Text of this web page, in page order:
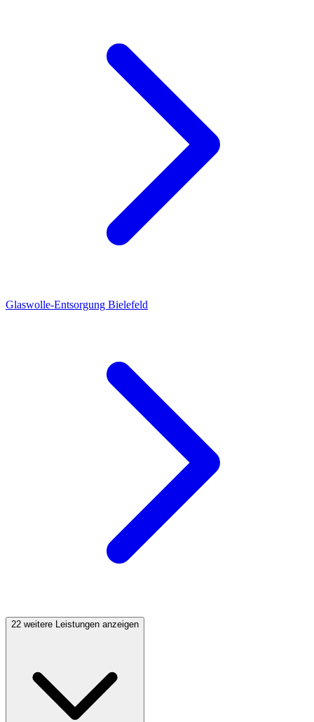
Glaswolle-Entsorgung Bielefeld
22 weitere Leistungen anzeigen